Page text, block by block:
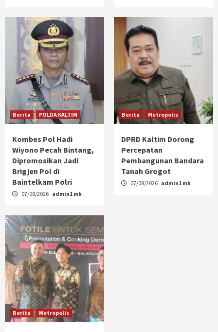
Berita POLDA KALTIM
Kombes Pol Hadi
Wiyono Pecah Bintang,
Dipromosikan Jadi
Brigjen Pol di
Baintelkam Polri
07/08/2026 admin1 mk
Berita Metropolis
DPRD Kaltim Dorong
Percepatan
Pembangunan Bandara
Tanah Grogot
07/08/2026 admin1 mk
Berita Metropolis